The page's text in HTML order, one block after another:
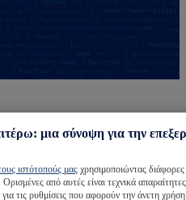
Λιανικό Εμπόριο
μια σύνοψη για την
ιστότοπούς μας χρησιμοποιώντας διάφορες
από αυτές είναι τεχνικά
τις ρυθμίσεις που αφορούν την άνετη